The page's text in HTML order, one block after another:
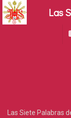
Las Siete Palabras
Las